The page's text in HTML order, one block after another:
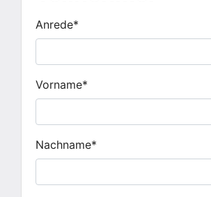
ignore
this
Anrede*
Vorname*
Nachname*